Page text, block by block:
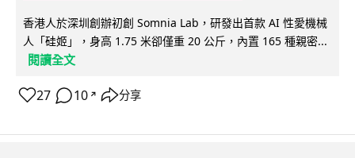
香港人於深圳創辦初創 Somnia Lab，研發出首款 AI 性愛機械
人「硅姬」，身高 1.75 米卻僅重 20 公斤，內置 165 種親密...
閱讀全文
27 10 ↗ 分享